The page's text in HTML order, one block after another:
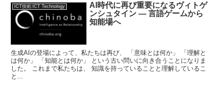
ICT技術:ICT Technology
AI時代に再び重要になるヴィトゲ
ンシュタイン ― 言語ゲームから
知能場へ
生成AIの登場によって、私たちは再び、 「意味とは何か」 「理解と
は何か」 「知能とは何か」 という古い問いに向き合うことになりま
した。 これまで私たちは、 知識を持っていることと理解しているこ
と...